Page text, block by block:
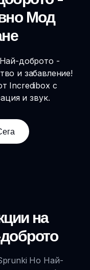
Мод
доброто -
и забавление!
Incredibox с
и звук.
на
Но Най-